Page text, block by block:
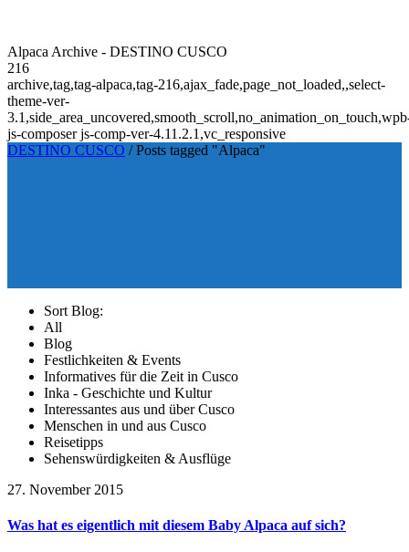
Alpaca Archive - DESTINO CUSCO
216
archive,tag,tag-alpaca,tag-216,ajax_fade,page_not_loaded,,select-
theme-ver-
js-composer js-comp-ver-4.11.2.1,vc_responsive
DESTINO CUSCO /Posts tagged "Alpaca"
Sort Blog:
All
Blog
Festlichkeiten & Events
Informatives für die Zeit in Cusco
Inka - Geschichte und Kultur
Interessantes aus und über Cusco
Menschen in und aus Cusco
Reisetipps
Sehenswürdigkeiten & Ausflüge
27. November 2015
Was hat es eigentlich mit diesem Baby Alpaca auf sich?